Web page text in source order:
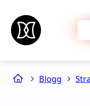
Blogg